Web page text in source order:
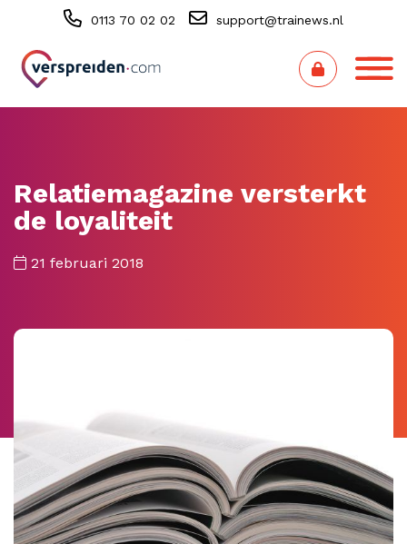
0113 70 02 02 support@trainews.nl
Relatiemagazine versterkt
de loyaliteit
21 februari 2018